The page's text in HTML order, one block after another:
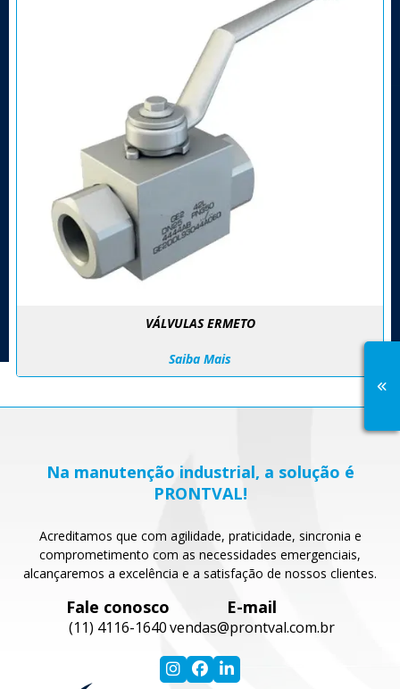
VÁLVULAS ERMETO
Saiba Mais
Na manutenção industrial, a solução é
PRONTVAL!
Acreditamos que com agilidade, praticidade, sincronia e
comprometimento com as necessidades emergenciais,
alcançaremos a excelência e a satisfação de nossos clientes.
Fale conosco
(11) 4116-1640
E-mail
vendas@prontval.com.br